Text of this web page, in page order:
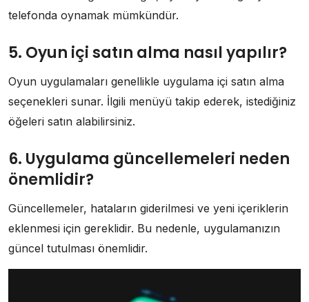
telefonda oynamak mümkündür.
5. Oyun içi satın alma nasıl yapılır?
Oyun uygulamaları genellikle uygulama içi satın alma
seçenekleri sunar. İlgili menüyü takip ederek, istediğiniz
öğeleri satın alabilirsiniz.
6. Uygulama güncellemeleri neden
önemlidir?
Güncellemeler, hataların giderilmesi ve yeni içeriklerin
eklenmesi için gereklidir. Bu nedenle, uygulamanızın
güncel tutulması önemlidir.